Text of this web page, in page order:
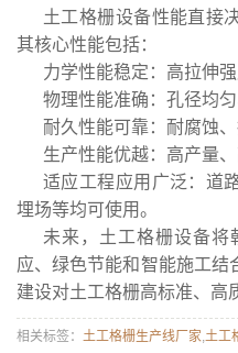
土工格栅设备性能直接
其核心性能包括：
力学性能稳定：高拉伸
物理性能准确：孔径均
耐久性能可靠：耐腐蚀
生产性能优越：高产量
适应工程应用广泛：道
埋场等均可使用。
未来，土工格栅设备将
应、绿色节能和智能施工结
建设对土工格栅高标准、高
相关标签： 土工格栅生产线厂家,土工